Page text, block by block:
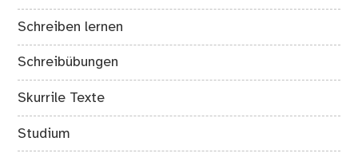
Schreiben lernen
Schreibübungen
Skurrile Texte
Studium